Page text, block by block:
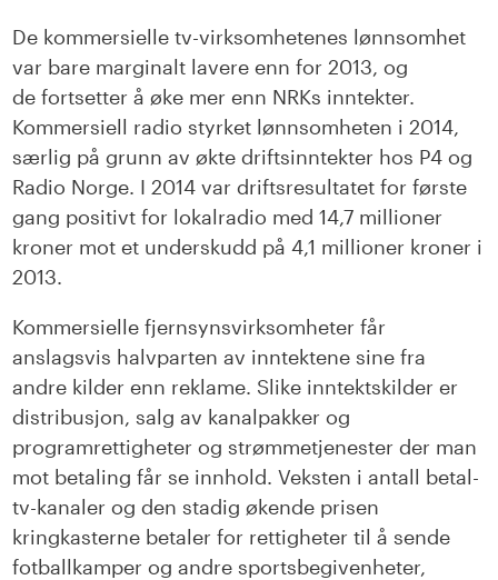
De kommersielle tv-virksomhetenes lønnsomhet
var bare marginalt lavere enn for 2013, og
de fortsetter å øke mer enn NRKs inntekter.
Kommersiell radio styrket lønnsomheten i 2014,
særlig på grunn av økte driftsinntekter hos P4 og
Radio Norge. I 2014 var driftsresultatet for første
gang positivt for lokalradio med 14,7 millioner
kroner mot et underskudd på 4,1 millioner kroner i
2013.
Kommersielle fjernsynsvirksomheter får
anslagsvis halvparten av inntektene sine fra
andre kilder enn reklame. Slike inntektskilder er
distribusjon, salg av kanalpakker og
programrettigheter og strømmetjenester der man
mot betaling får se innhold. Veksten i antall betal-
tv-kanaler og den stadig økende prisen
kringkasterne betaler for rettigheter til å sende
fotballkamper og andre sportsbegivenheter,